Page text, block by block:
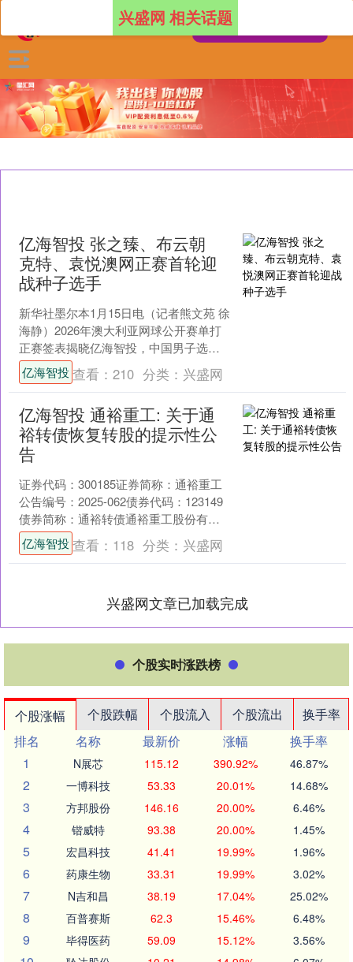
兴盛网 相关话题
亿海智投 张之臻、布云朝
克特、袁悦澳网正赛首轮迎
战种子选手
新华社墨尔本1月15日电（记者熊文苑 徐
海静）2026年澳大利亚网球公开赛单打
正赛签表揭晓亿海智投，中国男子选手
张之臻和布云朝克特首轮都将迎战种子
选手，从资格赛....
亿海智投查看： 210 分类： 兴盛网
亿海智投 通裕重工: 关于通
裕转债恢复转股的提示性公
告
证券代码：300185证券简称：通裕重工
公告编号：2025-062债券代码：123149
债券简称：通裕转债通裕重工股份有限
公司本公司及董事会全体人员保证信息
披露....
亿海智投查看： 118 分类： 兴盛网
兴盛网文章已加载完成
个股实时涨跌榜
个股涨幅 个股跌幅 个股流入 个股流出
换手率
排名
名称 最新价 涨幅
换手率
1
N展芯 115.12 390.92% 46.87%
2 一博科技 53.33 20.01% 14.68%
3 方邦股份 146.16 20.00% 6.46%
4 锴威特 93.38 20.00% 1.45%
5 宏昌科技 41.41 19.99% 1.96%
6 药康生物 33.31 19.99% 3.02%
7 N吉和昌 38.19 17.04% 25.02%
8 百普赛斯 62.3 15.46% 6.48%
9 毕得医药 59.09 15.12% 3.56%